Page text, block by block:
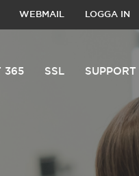
WEBMAIL LOGGA IN
365 SSL SUPPORT